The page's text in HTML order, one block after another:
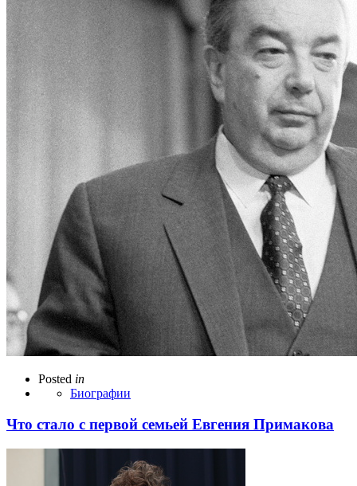
Posted in
Биографии
Что стало с первой семьей Евгения Примакова